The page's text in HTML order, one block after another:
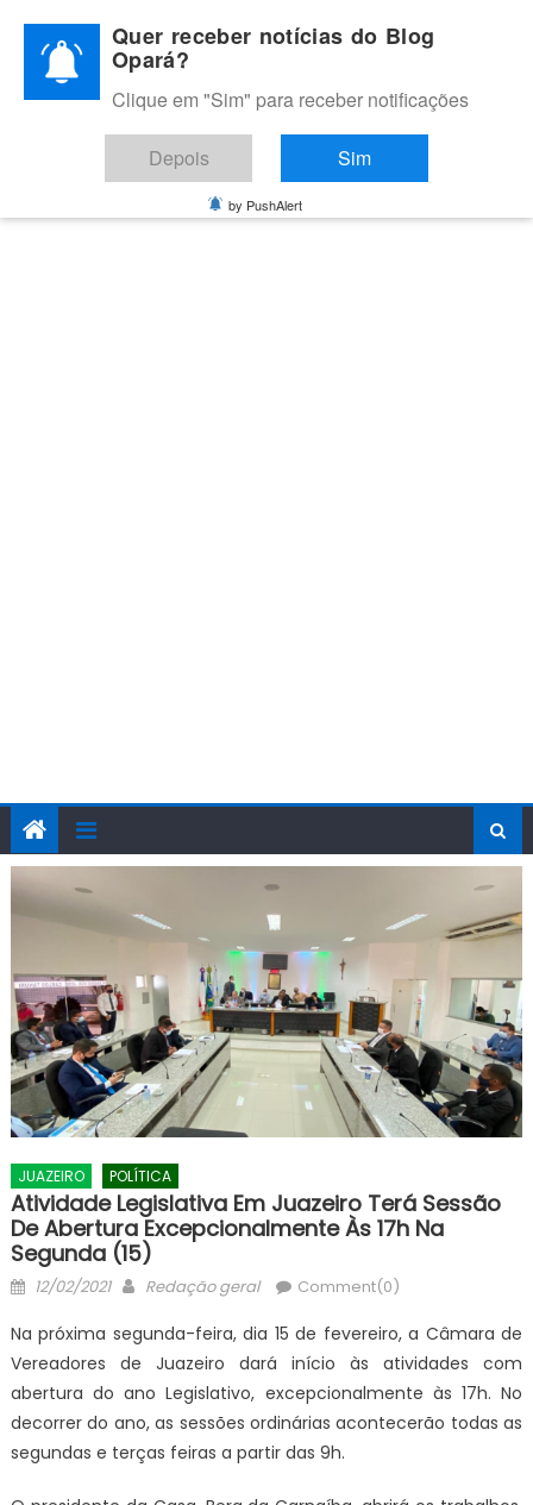
content
BLOG OPARÁ
Melhores notícias de Juazeiro, Petrolina e do Vale do São
Francisco
JUAZEIRO POLÍTICA
Atividade Legislativa Em Juazeiro Terá Sessão
De Abertura Excepcionalmente Às 17h Na
Segunda (15)
Posted
12/02/2021 Author
Redação geral Comment(0)
Na próxima segunda-feira, dia 15 de fevereiro, a Câmara de
Vereadores de Juazeiro dará início às atividades com
abertura do ano Legislativo, excepcionalmente às 17h. No
decorrer do ano, as sessões ordinárias acontecerão todas as
segundas e terças feiras a partir das 9h.
Quer receber notícias do Blog
Opará?
Clique em "Sim" para receber notificações
Depois Sim
by PushAlert